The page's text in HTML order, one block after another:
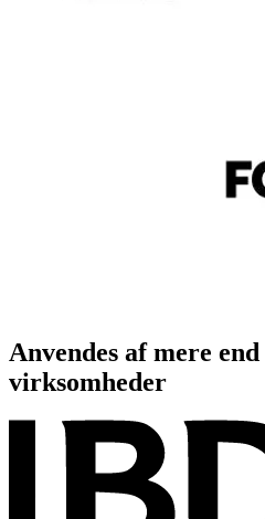
Anvendes af mere end
virksomheder